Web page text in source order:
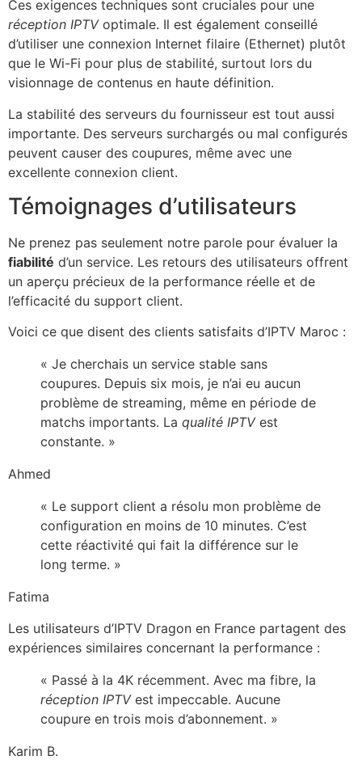
Ces exigences techniques sont cruciales pour une
réception IPTVoptimale. Il est également conseillé
d’utiliser une connexion Internet filaire (Ethernet) plutôt
que le Wi-Fi pour plus de stabilité, surtout lors du
visionnage de contenus en haute définition.
La stabilité des serveurs du fournisseur est tout aussi
importante. Des serveurs surchargés ou mal configurés
peuvent causer des coupures, même avec une
excellente connexion client.
Témoignages d’utilisateurs
Ne prenez pas seulement notre parole pour évaluer la
fiabilité d’un service. Les retours des utilisateurs offrent
un aperçu précieux de la performance réelle et de
l’efficacité du support client.
Voici ce que disent des clients satisfaits d’IPTV Maroc :
« Je cherchais un service stable sans
coupures. Depuis six mois, je n’ai eu aucun
problème de streaming, même en période de
matchs importants. La qualité IPTVest
constante. »
Ahmed
« Le support client a résolu mon problème de
configuration en moins de 10 minutes. C’est
cette réactivité qui fait la différence sur le
long terme. »
Fatima
Les utilisateurs d’IPTV Dragon en France partagent des
expériences similaires concernant la performance :
« Passé à la 4K récemment. Avec ma fibre, la
réception IPTVest impeccable. Aucune
coupure en trois mois d’abonnement. »
Karim B.